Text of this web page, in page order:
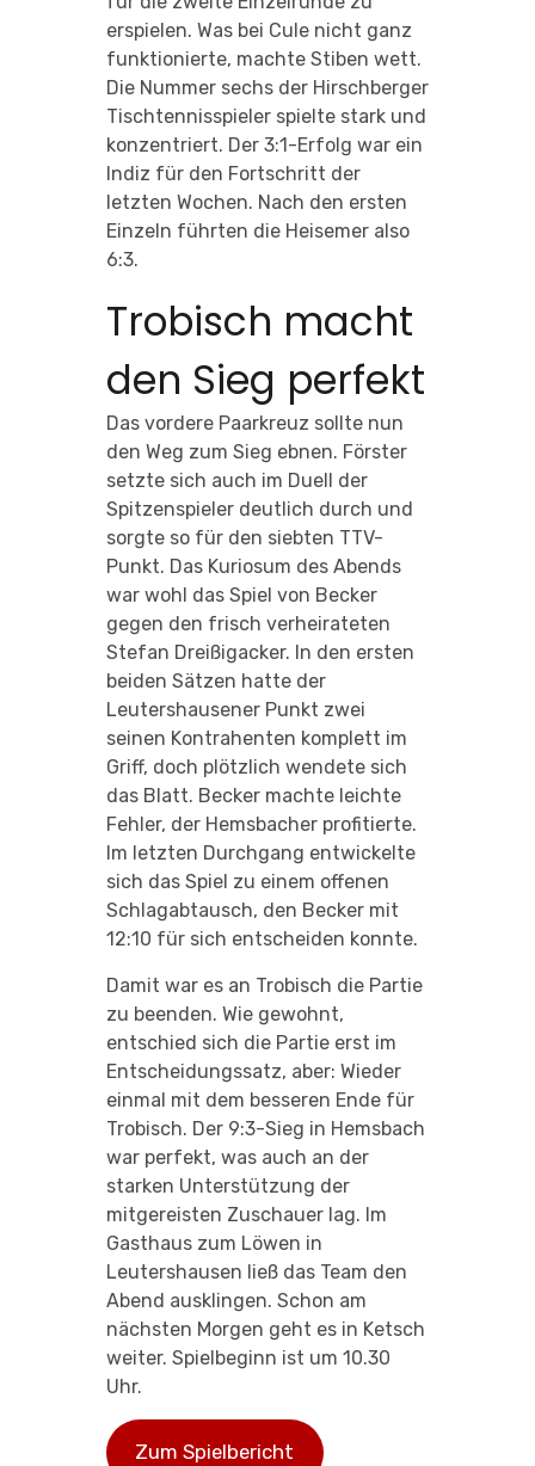
erspielen. Was bei Cule nicht ganz
funktionierte, machte Stiben wett.
Die Nummer sechs der Hirschberger
Tischtennisspieler spielte stark und
konzentriert. Der 3:1-Erfolg war ein
Indiz für den Fortschritt der
letzten Wochen. Nach den ersten
Einzeln führten die Heisemer also
6:3.
Trobisch macht
den Sieg perfekt
Das vordere Paarkreuz sollte nun
den Weg zum Sieg ebnen. Förster
setzte sich auch im Duell der
Spitzenspieler deutlich durch und
sorgte so für den siebten TTV-
Punkt. Das Kuriosum des Abends
war wohl das Spiel von Becker
gegen den frisch verheirateten
Stefan Dreißigacker. In den ersten
beiden Sätzen hatte der
Leutershausener Punkt zwei
seinen Kontrahenten komplett im
Griff, doch plötzlich wendete sich
das Blatt. Becker machte leichte
Fehler, der Hemsbacher profitierte.
Im letzten Durchgang entwickelte
sich das Spiel zu einem offenen
Schlagabtausch, den Becker mit
12:10 für sich entscheiden konnte.
Damit war es an Trobisch die Partie
zu beenden. Wie gewohnt,
entschied sich die Partie erst im
Entscheidungssatz, aber: Wieder
einmal mit dem besseren Ende für
Trobisch. Der 9:3-Sieg in Hemsbach
war perfekt, was auch an der
starken Unterstützung der
mitgereisten Zuschauer lag. Im
Gasthaus zum Löwen in
Leutershausen ließ das Team den
Abend ausklingen. Schon am
nächsten Morgen geht es in Ketsch
weiter. Spielbeginn ist um 10.30
Uhr.
Zum Spielbericht